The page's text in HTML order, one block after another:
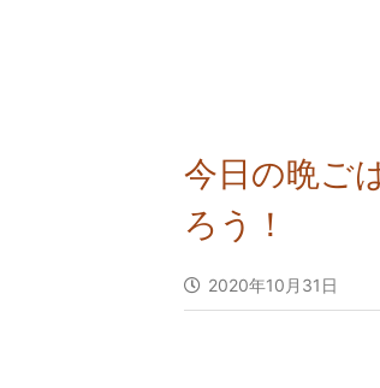
今日の晩ご
ろう！
2020年10月31日